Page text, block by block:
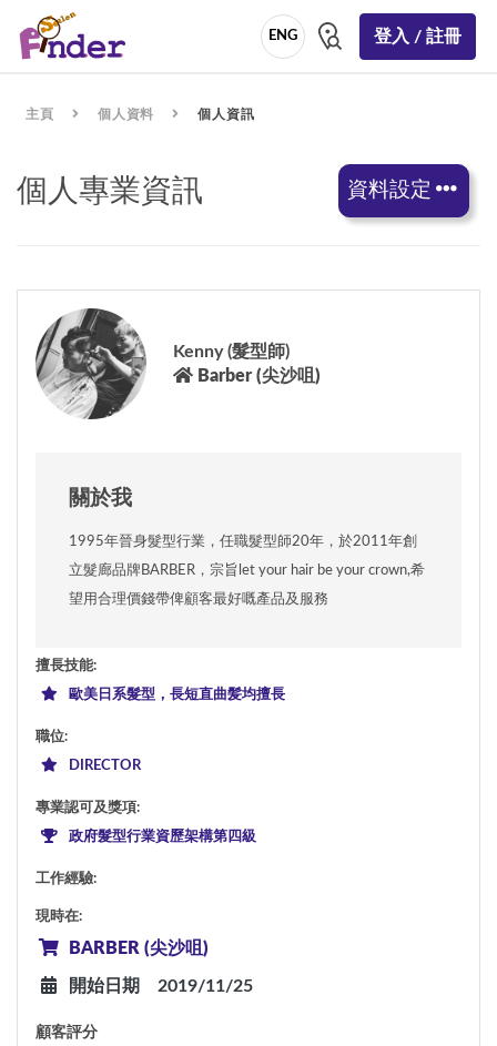
ENG 登入 / 註冊
主頁 個人資料 個人資訊
個人專業資訊 資料設定
Kenny (髮型師)
Barber (尖沙咀)
關於我
1995年晉身髮型行業，任職髮型師20年，於2011年創
立髮廊品牌BARBER，宗旨let your hair be your crown,希
望用合理價錢帶俾顧客最好嘅產品及服務
擅長技能:
歐美日系髮型，長短直曲髪均擅長
職位:
DIRECTOR
專業認可及獎項:
政府髮型行業資歷架構第四級
工作經驗:
現時在:
BARBER (尖沙咀)
開始日期 2019/11/25
顧客評分